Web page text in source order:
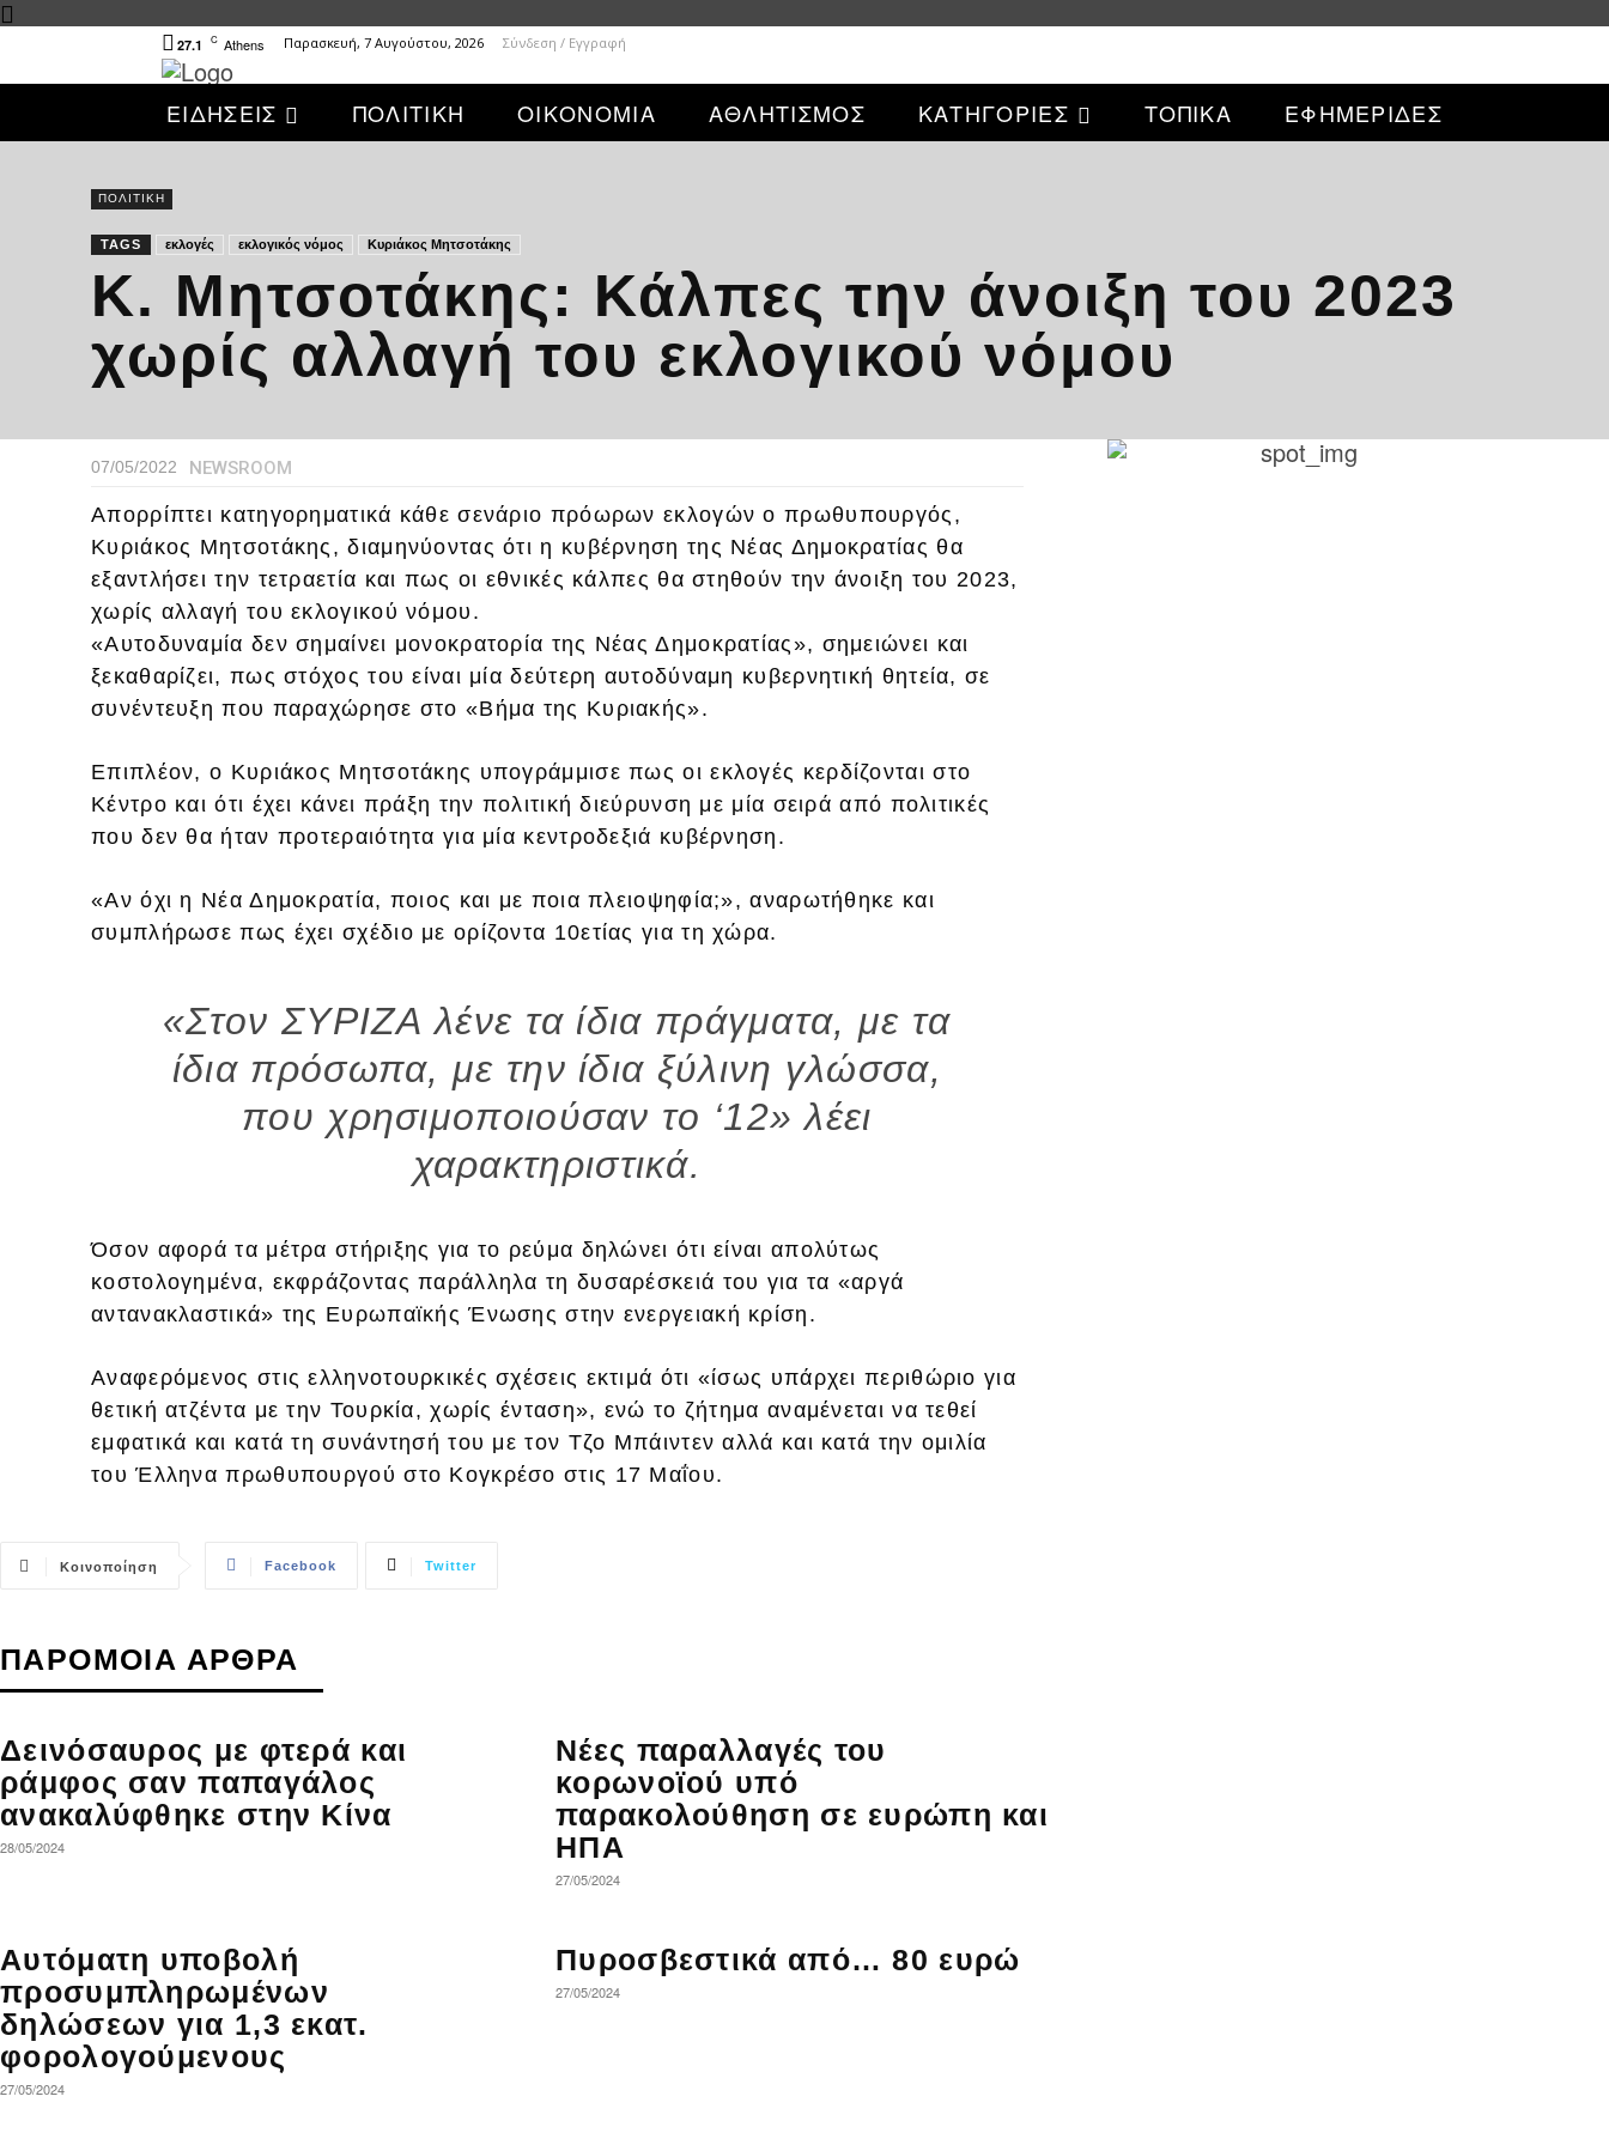
27.1 C Athens Παρασκευή, 7 Αυγούστου, 2026 Σύνδεση / Εγγραφή
ΕΙΔΗΣΕΙΣ ΠΟΛΙΤΙΚΗ ΟΙΚΟΝΟΜΙΑ ΑΘΛΗΤΙΣΜΟΣ ΚΑΤΗΓΟΡΙΕΣ ΤΟΠΙΚΑ ΕΦΗΜΕΡΙΔΕΣ
ΠΟΛΙΤΙΚΗ
TAGS εκλογές εκλογικός νόμος Κυριάκος Μητσοτάκης
Κ. Μητσοτάκης: Κάλπες την άνοιξη του 2023
χωρίς αλλαγή του εκλογικού νόμου
07/05/2022 NEWSROOM
Απορρίπτει κατηγορηματικά κάθε σενάριο πρόωρων εκλογών ο πρωθυπουργός,
Κυριάκος Μητσοτάκης, διαμηνύοντας ότι η κυβέρνηση της Νέας Δημοκρατίας θα
εξαντλήσει την τετραετία και πως οι εθνικές κάλπες θα στηθούν την άνοιξη του 2023,
χωρίς αλλαγή του εκλογικού νόμου.
«Αυτοδυναμία δεν σημαίνει μονοκρατορία της Νέας Δημοκρατίας», σημειώνει και
ξεκαθαρίζει, πως στόχος του είναι μία δεύτερη αυτοδύναμη κυβερνητική θητεία, σε
συνέντευξη που παραχώρησε στο «Βήμα της Κυριακής».
Επιπλέον, ο Κυριάκος Μητσοτάκης υπογράμμισε πως οι εκλογές κερδίζονται στο
Κέντρο και ότι έχει κάνει πράξη την πολιτική διεύρυνση με μία σειρά από πολιτικές
που δεν θα ήταν προτεραιότητα για μία κεντροδεξιά κυβέρνηση.
«Αν όχι η Νέα Δημοκρατία, ποιος και με ποια πλειοψηφία;», αναρωτήθηκε και
συμπλήρωσε πως έχει σχέδιο με ορίζοντα 10ετίας για τη χώρα.
«Στον ΣΥΡΙΖΑ λένε τα ίδια πράγματα, με τα
ίδια πρόσωπα, με την ίδια ξύλινη γλώσσα,
που χρησιμοποιούσαν το ‘12» λέει
χαρακτηριστικά.
Όσον αφορά τα μέτρα στήριξης για το ρεύμα δηλώνει ότι είναι απολύτως
κοστολογημένα, εκφράζοντας παράλληλα τη δυσαρέσκειά του για τα «αργά
αντανακλαστικά» της Ευρωπαϊκής Ένωσης στην ενεργειακή κρίση.
Αναφερόμενος στις ελληνοτουρκικές σχέσεις εκτιμά ότι «ίσως υπάρχει περιθώριο για
θετική ατζέντα με την Τουρκία, χωρίς ένταση», ενώ το ζήτημα αναμένεται να τεθεί
εμφατικά και κατά τη συνάντησή του με τον Τζο Μπάιντεν αλλά και κατά την ομιλία
του Έλληνα πρωθυπουργού στο Κογκρέσο στις 17 Μαΐου.
Κοινοποίηση Facebook Twitter
ΠΑΡΟΜΟΙΑ ΑΡΘΡΑ
Δεινόσαυρος με φτερά και
ράμφος σαν παπαγάλος
ανακαλύφθηκε στην Κίνα
28/05/2024
Νέες παραλλαγές του
κορωνοϊού υπό
παρακολούθηση σε ευρώπη και
ΗΠΑ
27/05/2024
Αυτόματη υποβολή
προσυμπληρωμένων
δηλώσεων για 1,3 εκατ.
φορολογούμενους
27/05/2024
Πυροσβεστικά από… 80 ευρώ
27/05/2024